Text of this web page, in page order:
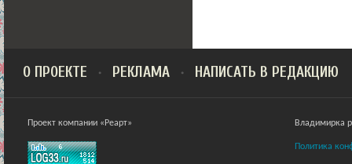
О ПРОЕКТЕ РЕКЛАМА НАПИСАТЬ В РЕДАКЦИЮ
Проект компании «Реарт» Владимирка
Политика